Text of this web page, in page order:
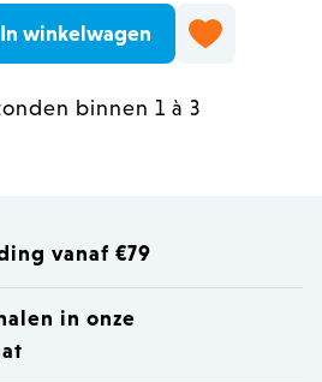
In winkelwagen
binnen 1 à 3
vanaf €79
in onze